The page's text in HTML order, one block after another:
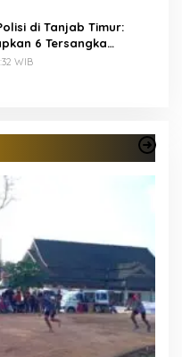
di Tanjab Timur:
6 Tersangka
Polri
WIB